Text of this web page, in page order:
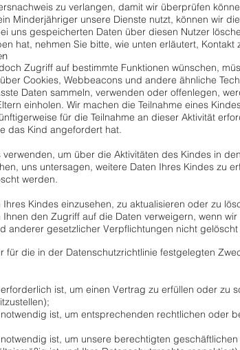
zu verlangen, damit wir überprüfen
Minderjähriger unsere Dienste nutzt, können wir
uns gespeicherten Daten über diesen Nutzer
hat, nehmen Sie bitte, wie unten erläutert, Kontakt
Zugriff auf bestimmte Funktionen wünschen,
Cookies, Webbeacons und andere ähnliche
Daten sammeln, verwenden oder offenlegen,
einholen. Wir machen die Teilnahme eines
für die Teilnahme an dieser Aktivität
das Kind angefordert hat.
um über die Aktivitäten des Kindes in
uns untersagen, weitere Daten Ihres Kindes zu
werden.
Kindes einzusehen, zu aktualisieren oder zu
den Zugriff auf die Daten verweigern, wenn
anderer gesetzlicher Verpflichtungen nicht
die in der Datenschutzrichtlinie festgelegten
ist, um einen Vertrag zu erfüllen oder zu
ist, um entsprechenden rechtlichen oder
ist, um unsere berechtigten